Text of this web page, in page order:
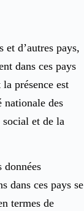
d’autres pays,
dans ces pays
présence est
nationale des
social et de la
données
dans ces pays se
termes de